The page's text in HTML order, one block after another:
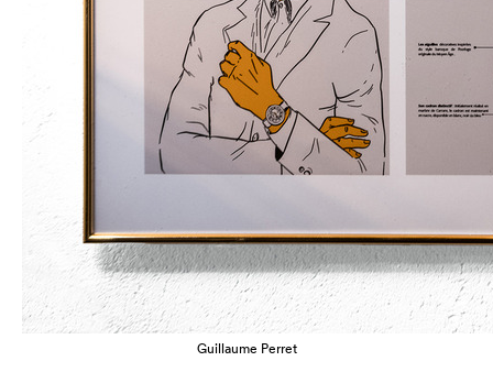
Guillaume Perret